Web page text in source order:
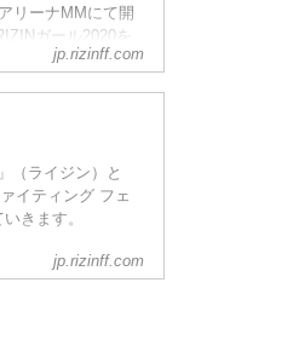
リーナMMにて開
ガール2020を
好きなRIZIN...
jp.rizinff.com
（ライジン）と
イティング フェ
きます。
jp.rizinff.com